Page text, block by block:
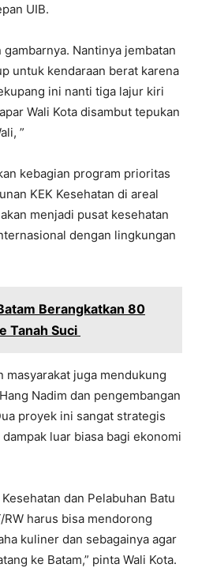
UIB.
Nantinya jembatan
untuk kendaraan berat karena
ini nanti tiga lajur kiri
Wali Kota disambut tepukan
”
kebagian program prioritas
KEK Kesehatan di areal
menjadi pusat kesehatan
dengan lingkungan
Berangkatkan 80
Tanah Suci
masyarakat juga mendukung
Nadim dan pengembangan
proyek ini sangat strategis
luar biasa bagi ekonomi
dan Pelabuhan Batu
harus bisa mendorong
kuliner dan sebagainya agar
ke Batam,” pinta Wali Kota.